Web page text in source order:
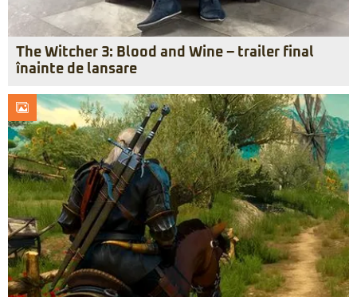
The Witcher 3: Blood and Wine – trailer final
înainte de lansare